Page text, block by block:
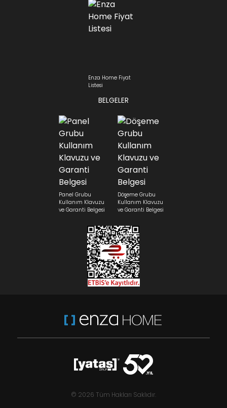
Enza Home Fiyat
Listesi
BELGELER
Panel Grubu
Kullanım Klavuzu
ve Garanti Belgesi
Döşeme Grubu
Kullanım Klavuzu
ve Garanti Belgesi
© 2026 Tüm Hakları Saklıdır.